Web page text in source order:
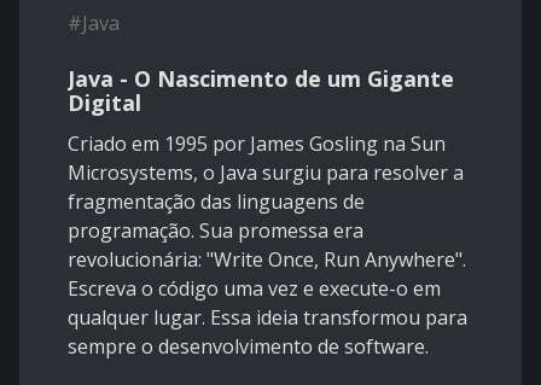
#Java
Java - O Nascimento de um Gigante
Digital
Criado em 1995 por James Gosling na Sun
Microsystems, o Java surgiu para resolver a
fragmentação das linguagens de
programação. Sua promessa era
revolucionária: "Write Once, Run Anywhere".
Escreva o código uma vez e execute-o em
qualquer lugar. Essa ideia transformou para
sempre o desenvolvimento de software.